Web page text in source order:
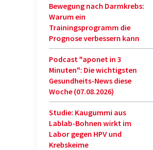
Bewegung nach Darmkrebs:
Warum ein
Trainingsprogramm die
Prognose verbessern kann
Podcast "aponet in 3
Minuten": Die wichtigsten
Gesundheits-News diese
Woche (07.08.2026)
Studie: Kaugummi aus
Lablab-Bohnen wirkt im
Labor gegen HPV und
Krebskeime